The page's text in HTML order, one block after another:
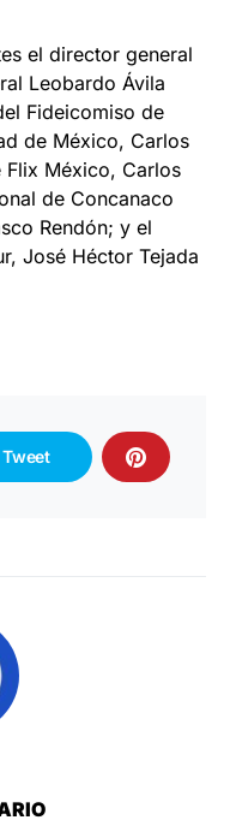
el director general
Leobardo Ávila
Fideicomiso de
de México, Carlos
México, Carlos
de Concanaco
Rendón; y el
José Héctor Tejada
Tweet